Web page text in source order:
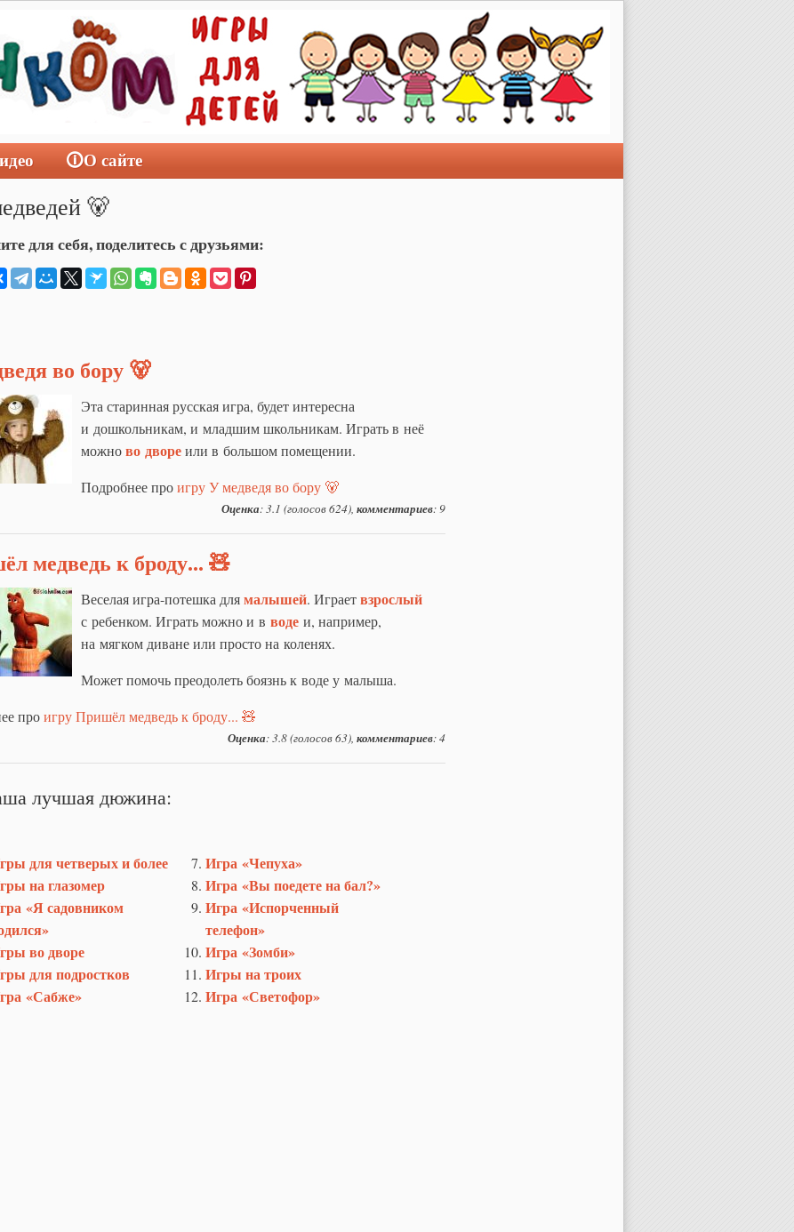
🐻
для себя, поделитесь с друзьями:
во бору 🐻
Эта старинная русская игра, будет интересна
и дошкольникам, и младшим школьникам. Играть в неё
можново двореили в большом помещении.
Подробнее проигру У медведя во бору 🐻
Оценка: 3.1 (голосов 624), комментариев: 9
медведь к броду... 🧸
Веселая игра-потешка длямалышей. Играетвзрослый
с ребенком. Играть можно и в воде и, например,
на мягком диване или просто на коленях.
Может помочь преодолеть боязнь к воде у малыша.
проигру Пришёл медведь к броду... 🧸
Оценка: 3.8 (голосов 63), комментариев: 4
лучшая дюжина:
для четверых и более
на глазомер
«Я садовником
во дворе
для подростков
«Сабже»
Игра «Чепуха»
Игра «Вы поедете на бал?»
Игра «Испорченный
телефон»
Игра «Зомби»
Игры на троих
Игра «Светофор»
🛈О сайте